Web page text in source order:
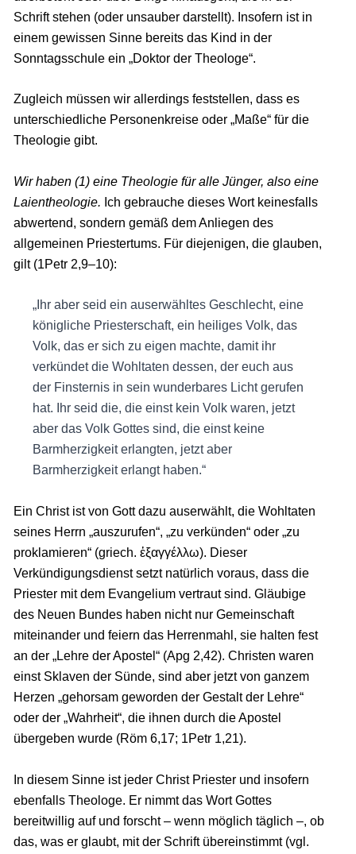
Schrift stehen (oder unsauber darstellt). Insofern ist in
einem gewissen Sinne bereits das Kind in der
Sonntagsschule ein „Doktor der Theologe“.
Zugleich müssen wir allerdings feststellen, dass es
unterschiedliche Personenkreise oder „Maße“ für die
Theologie gibt.
Wir haben (1) eine Theologie für alle Jünger, also eine
Laientheologie. Ich gebrauche dieses Wort keinesfalls
abwertend, sondern gemäß dem Anliegen des
allgemeinen Priestertums. Für diejenigen, die glauben,
gilt (1Petr 2,9–10):
„Ihr aber seid ein auserwähltes Geschlecht, eine
königliche Priesterschaft, ein heiliges Volk, das
Volk, das er sich zu eigen machte, damit ihr
verkündet die Wohltaten dessen, der euch aus
der Finsternis in sein wunderbares Licht gerufen
hat. Ihr seid die, die einst kein Volk waren, jetzt
aber das Volk Gottes sind, die einst keine
Barmherzigkeit erlangten, jetzt aber
Barmherzigkeit erlangt haben.“
Ein Christ ist von Gott dazu auserwählt, die Wohltaten
seines Herrn „auszurufen“, „zu verkünden“ oder „zu
proklamieren“ (griech. ἐξαγγέλλω). Dieser
Verkündigungsdienst setzt natürlich voraus, dass die
Priester mit dem Evangelium vertraut sind. Gläubige
des Neuen Bundes haben nicht nur Gemeinschaft
miteinander und feiern das Herrenmahl, sie halten fest
an der „Lehre der Apostel“ (Apg 2,42). Christen waren
einst Sklaven der Sünde, sind aber jetzt von ganzem
Herzen „gehorsam geworden der Gestalt der Lehre“
oder der „Wahrheit“, die ihnen durch die Apostel
übergeben wurde (Röm 6,17; 1Petr 1,21).
In diesem Sinne ist jeder Christ Priester und insofern
ebenfalls Theologe. Er nimmt das Wort Gottes
bereitwillig auf und forscht – wenn möglich täglich –, ob
das, was er glaubt, mit der Schrift übereinstimmt (vgl.